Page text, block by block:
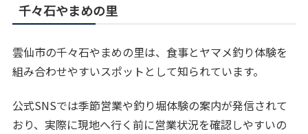
千々石やまめの里
雲仙市の千々石やまめの里は、食事とヤマメ釣り体験を
組み合わせやすいスポットとして知られています。
公式SNSでは季節営業や釣り堀体験の案内が発信されて
おり、実際に現地へ行く前に営業状況を確認しやすいの